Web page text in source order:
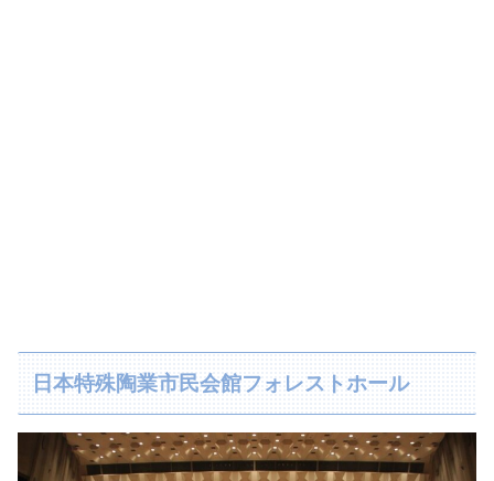
日本特殊陶業市民会館フォレストホール